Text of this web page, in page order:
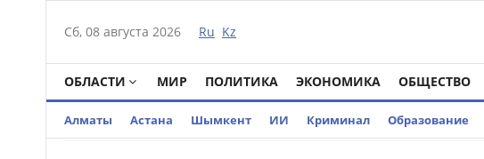
Сб, 08 августа 2026 Ru Kz
ОБЛАСТИ МИР ПОЛИТИКА ЭКОНОМИКА ОБЩЕСТВО
Алматы Астана Шымкент ИИ Криминал Образование